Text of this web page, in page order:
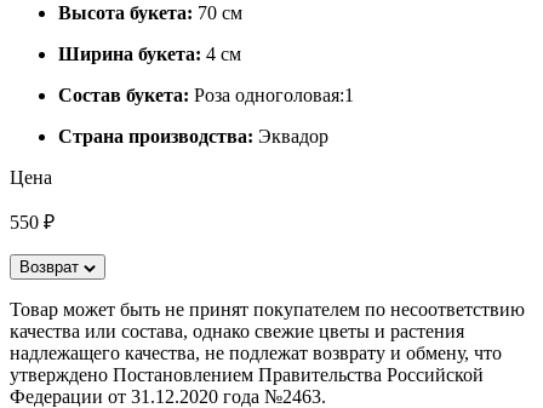
Высота букета: 70 см
Ширина букета: 4 см
Состав букета: Роза одноголовая:1
Страна производства: Эквадор
Цена
550 ₽
Возврат
Товар может быть не принят покупателем по несоответствию
качества или состава, однако свежие цветы и растения
надлежащего качества, не подлежат возврату и обмену, что
утверждено Постановлением Правительства Российской
Федерации от 31.12.2020 года №2463.